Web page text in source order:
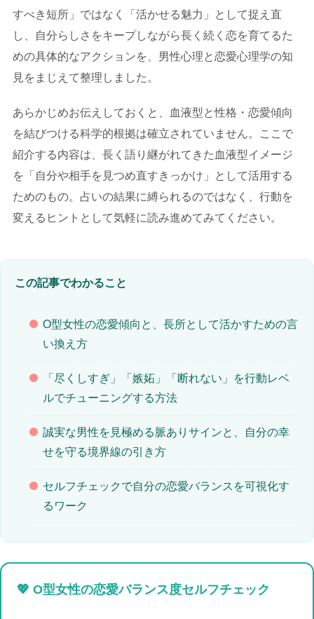
すべき短所」ではなく「活かせる魅力」として捉え直
し、自分らしさをキープしながら長く続く恋を育てるた
めの具体的なアクションを、男性心理と恋愛心理学の知
見をまじえて整理しました。
あらかじめお伝えしておくと、血液型と性格・恋愛傾向
を結びつける科学的根拠は確立されていません。ここで
紹介する内容は、長く語り継がれてきた血液型イメージ
を「自分や相手を見つめ直すきっかけ」として活用する
ためのもの。占いの結果に縛られるのではなく、行動を
変えるヒントとして気軽に読み進めてみてください。
この記事でわかること
O型女性の恋愛傾向と、長所として活かすための言
い換え方
「尽くしすぎ」「嫉妬」「断れない」を行動レベ
ルでチューニングする方法
誠実な男性を見極める脈ありサインと、自分の幸
せを守る境界線の引き方
セルフチェックで自分の恋愛バランスを可視化す
るワーク
💖 O型女性の恋愛バランス度セルフチェック